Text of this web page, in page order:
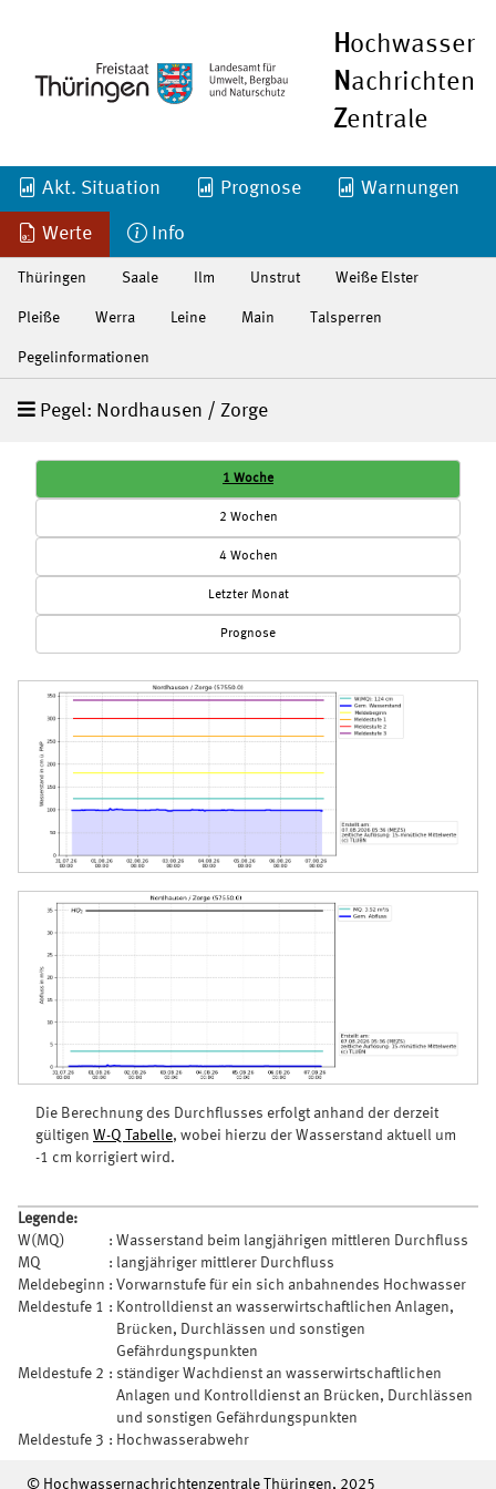
Hochwasser
Nachrichten
Zentrale
Akt. Situation Prognose Warnungen
Werte Info
Thüringen Saale Ilm Unstrut Weiße Elster
Pleiße Werra Leine Main Talsperren
Pegelinformationen
Pegel: Nordhausen / Zorge
1 Woche
2 Wochen
4 Wochen
Letzter Monat
Prognose
Die Berechnung des Durchflusses erfolgt anhand der derzeit
gültigen W-Q Tabelle, wobei hierzu der Wasserstand aktuell um
-1 cm korrigiert wird.
Legende:
W(MQ)
: Wasserstand beim langjährigen mittleren Durchfluss
MQ
: langjähriger mittlerer Durchfluss
Meldebeginn : Vorwarnstufe für ein sich anbahnendes Hochwasser
Meldestufe 1 : Kontrolldienst an wasserwirtschaftlichen Anlagen,
Brücken, Durchlässen und sonstigen
Gefährdungspunkten
Meldestufe 2 : ständiger Wachdienst an wasserwirtschaftlichen
Anlagen und Kontrolldienst an Brücken, Durchlässen
und sonstigen Gefährdungspunkten
Meldestufe 3 : Hochwasserabwehr
© Hochwassernachrichtenzentrale Thüringen, 2025